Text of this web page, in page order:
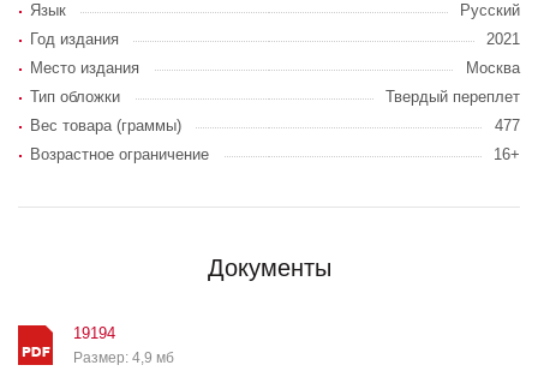
Язык
Русский
Год издания
2021
Место издания
Москва
Тип обложки
Твердый переплет
Вес товара (граммы)
477
Возрастное ограничение
16+
Документы
19194
Размер: 4,9 мб